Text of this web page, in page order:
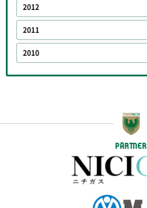
2012
2011
2010
PARTNER